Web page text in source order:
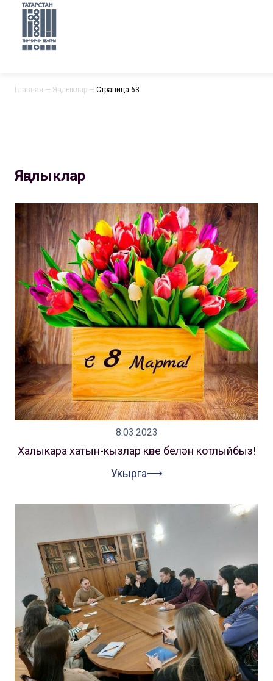
Главная — Яңалыклар — Страница 63
Яңалыклар
8.03.2023
Халыкара хатын-кызлар көне белән котлыйбыз!
Укырга⟶